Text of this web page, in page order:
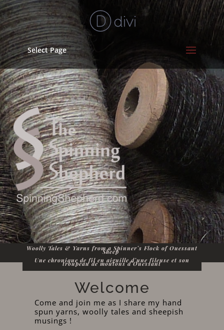
Select Page
Woolly Tales & Yarns from a Spinner’s Flock of Ouessant
Sheep
Une chronique de fil en aiguille d’une fileuse et son
troupeau de moutons d’Ouessant
Welcome
Come and join me as I share my hand
spun yarns, woolly tales and sheepish
musings !